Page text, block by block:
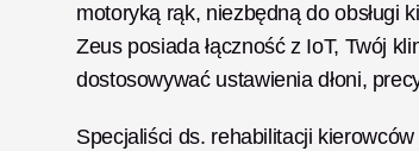
motoryką rąk, niezbędną do obsługi
Zeus posiada łączność z IoT, Twój
dostosowywać ustawienia dłoni,
Specjaliści ds. rehabilitacji